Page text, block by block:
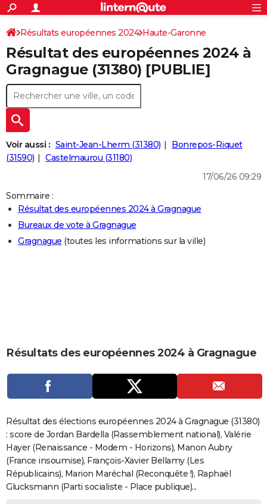
ACTUALITÉS
Politique
Société
Faits Divers
Education
Monde
Villes
+
SPORT
Coupe du monde 2026
Football
Tennis
Cyclisme
Rugby
Forum
Programme TV
TNT
Streaming
Cinéma
Sorties cinéma
Musique
+
FINANCE
Retraite
Impôts
Epargne
Immobilier
Risques naturels par ville
Banque
Assurance
Crédit
AUTO
Essais
Réserver un essai
Citadines
Berlines
SUV
Forum auto
+
HIGH-TECH
Mobiles
Meilleur smartphone
Internet
Ordinateurs
Jeux vidéo
Guide high-tech
+
BRICOLAGE
Guides de France
Escapades
Patrimoine
Expositions
Musées
Week-end nature
LIFESTYLE
Art de vivre
Bien-être
Loisirs
Mode
Modes de vie
CARTE DE VOEUX
Carte de Noël
Carte Bonne année
Carte Saint-Valentin
Carte Pâques
Carte d'anniversaire
DICTIONNAIRE
Dictionnaire
Biographies
Citations
Expressions
Proverbes
PROGRAMME TV
COPAINS D'AVANT
S'inscrire
Se connecter
Lycées
Collèges
Primaires
Universités
Entreprises
Service militaire
Avis de recherche
AVIS DE DÉCÈS
FORUM
Rechercher
S'inscrire
Connexion
Résultats européennes 2024 Haute-Garonne
Résultat des européennes 2024 à
Gragnague (31380) [PUBLIE]
Voir aussi : Saint-Jean-Lherm (31380)
Bonrepos-Riquet
(31590)
Castelmaurou (31180)
17/06/26 09:29
Sommaire :
Résultat des européennes 2024 à Gragnague
Bureaux de vote à Gragnague
Gragnague (toutes les informations sur la ville)
Résultats des européennes 2024 à Gragnague
Résultat des élections européennes 2024 à Gragnague (31380)
: score de Jordan Bardella (Rassemblement national), Valérie
Hayer (Renaissance - Modem - Horizons), Manon Aubry
(France insoumise), François-Xavier Bellamy (Les
Républicains), Marion Maréchal (Reconquête !), Raphaël
Glucksmann (Parti socialiste - Place publique)...